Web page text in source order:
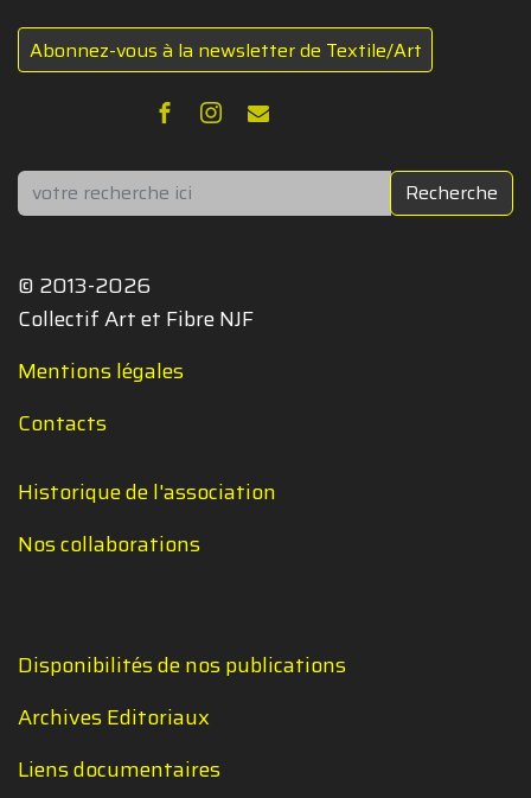
Abonnez-vous à la newsletter de Textile/Art
Rechercher Recherche
© 2013-2026
Collectif Art et Fibre NJF
Mentions légales
Contacts
Historique de l'association
Nos collaborations
Disponibilités de nos publications
Archives Editoriaux
Liens documentaires